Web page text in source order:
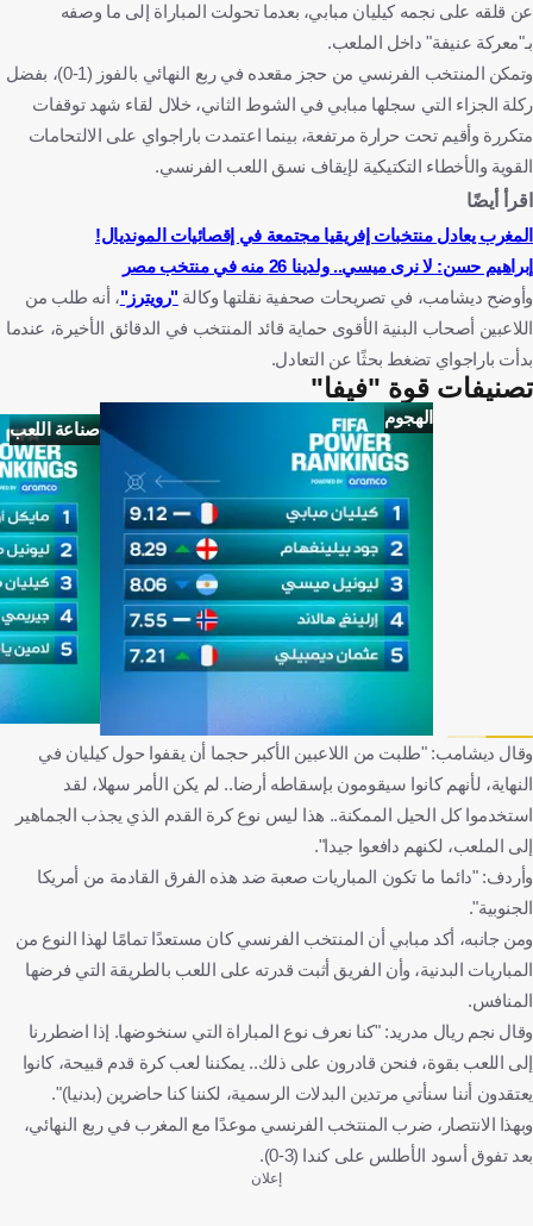
عن قلقه على نجمه كيليان مبابي، بعدما تحولت المباراة إلى ما وصفه
بـ"معركة عنيفة" داخل الملعب.
وتمكن المنتخب الفرنسي من حجز مقعده في ربع النهائي بالفوز (1-0)، بفضل
ركلة الجزاء التي سجلها مبابي في الشوط الثاني، خلال لقاء شهد توقفات
متكررة وأقيم تحت حرارة مرتفعة، بينما اعتمدت باراجواي على الالتحامات
القوية والأخطاء التكتيكية لإيقاف نسق اللعب الفرنسي.
اقرأ أيضًا
المغرب يعادل منتخبات إفريقيا مجتمعة في إقصائيات المونديال!
إبراهيم حسن: لا نرى ميسي.. ولدينا 26 منه في منتخب مصر
وأوضح ديشامب، في تصريحات صحفية نقلتها وكالة"رويترز"، أنه طلب من
اللاعبين أصحاب البنية الأقوى حماية قائد المنتخب في الدقائق الأخيرة، عندما
بدأت باراجواي تضغط بحثًا عن التعادل.
تصنيفات قوة "فيفا"
الهجوم
صناعة اللعب
وقال ديشامب: "طلبت من اللاعبين الأكبر حجما أن يقفوا حول كيليان في
النهاية، لأنهم كانوا سيقومون بإسقاطه أرضا.. لم يكن الأمر سهلا، لقد
استخدموا كل الحيل الممكنة.. هذا ليس نوع كرة القدم الذي يجذب الجماهير
إلى الملعب، لكنهم دافعوا جيدا".
وأردف: "دائما ما تكون المباريات صعبة ضد هذه الفرق القادمة من أمريكا
الجنوبية".
ومن جانبه، أكد مبابي أن المنتخب الفرنسي كان مستعدًا تمامًا لهذا النوع من
المباريات البدنية، وأن الفريق أثبت قدرته على اللعب بالطريقة التي فرضها
المنافس.
وقال نجم ريال مدريد: "كنا نعرف نوع المباراة التي سنخوضها. إذا اضطررنا
إلى اللعب بقوة، فنحن قادرون على ذلك.. يمكننا لعب كرة قدم قبيحة، كانوا
يعتقدون أننا سنأتي مرتدين البدلات الرسمية، لكننا كنا حاضرين (بدنيا)".
وبهذا الانتصار، ضرب المنتخب الفرنسي موعدًا مع المغرب في ربع النهائي،
بعد تفوق أسود الأطلس على كندا (3-0).
إعلان